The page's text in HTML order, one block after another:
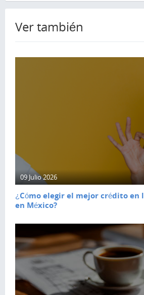
Ver también
09 Julio 2026
¿Cómo elegir el mejor crédito en
en México?